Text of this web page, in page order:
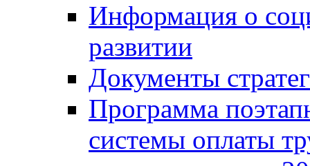
Информация о
развитии
Документы
Программа
системы оплаты